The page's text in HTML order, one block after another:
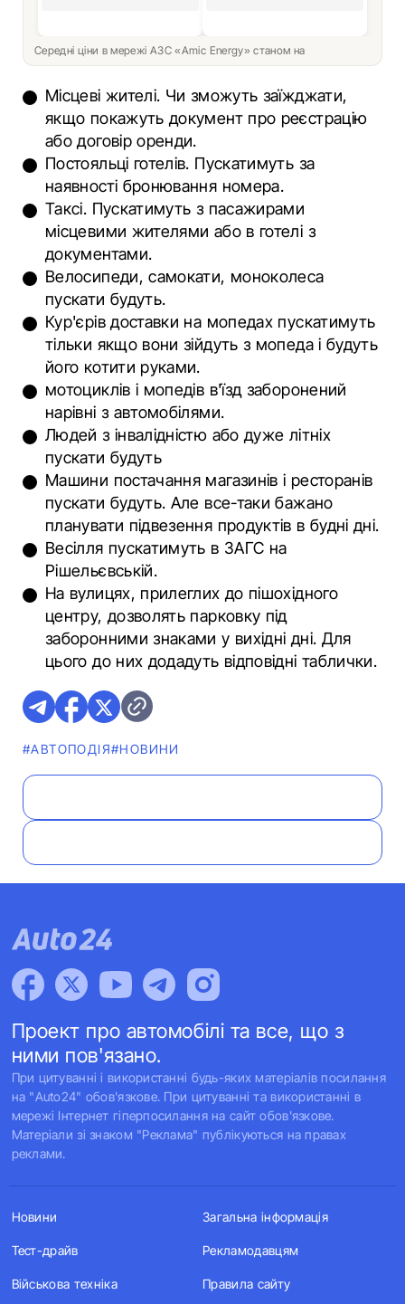
Середні ціни в мережі АЗС «Amic Energy» станом на
Місцеві жителі. Чи зможуть заїжджати,
якщо покажуть документ про реєстрацію
або договір оренди.
Постояльці готелів. Пускатимуть за
наявності бронювання номера.
Таксі. Пускатимуть з пасажирами
місцевими жителями або в готелі з
документами.
Велосипеди, самокати, моноколеса
пускати будуть.
Кур'єрів доставки на мопедах пускатимуть
тільки якщо вони зійдуть з мопеда і будуть
його котити руками.
мотоциклів і мопедів в'їзд заборонений
нарівні з автомобілями.
Людей з інвалідністю або дуже літніх
пускати будуть
Машини постачання магазинів і ресторанів
пускати будуть. Але все-таки бажано
планувати підвезення продуктів в будні дні.
Весілля пускатимуть в ЗАГС на
Рішельєвській.
На вулицях, прилеглих до пішохідного
центру, дозволять парковку під
заборонними знаками у вихідні дні. Для
цього до них додадуть відповідні таблички.
#АВТОПОДІЯ#НОВИНИ
Проект про автомобілі та все, що з
ними пов'язано.
При цитуванні і використанні будь-яких матеріалів посилання
на "Auto24" обов'язкове. При цитуванні та використанні в
мережі Інтернет гіперпосилання на сайт обов'язкове.
Матеріали зі знаком "Реклама" публікуються на правах
реклами.
Новини
Тест-драйв
Військова техніка
Загальна інформація
Рекламодавцям
Правила сайту